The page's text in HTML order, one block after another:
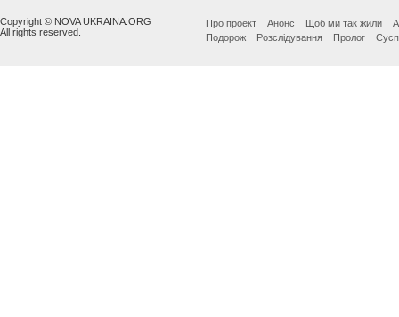
Copyright © NOVA UKRAINA.ORG
All rights reserved.
Про проект Анонс Щоб ми так жили
Подорож
Розслідування Пролог